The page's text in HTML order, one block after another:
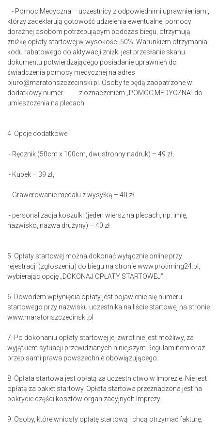
- Pomoc Medyczna – uczestnicy z odpowiednimi uprawnieniami,
którzy zadeklarują gotowość udzielenia ewentualnej pomocy
doraźnej osobom potrzebującym podczas biegu, otrzymują
zniżkę opłaty startowej w wysokości 50%. Warunkiem otrzymania
kodu rabatowego do aktywacji zniżki jest przesłanie skanu
dokumentu potwierdzającego posiadanie uprawnień do
świadczenia pomocy medycznej na adres
biuro@maratonszczecinski.pl. Osoby te będą zaopatrzone w
dodatkowy numer z oznaczeniem „POMOC MEDYCZNA” do
umieszczenia na plecach.
4. Opcje dodatkowe:
- Ręcznik (50cm x 100cm, dwustronny nadruk) – 49 zł,
- Kubek – 39 zł,
- Grawerowanie medalu z wysyłką – 40 zł.
- personalizacja koszulki (jeden wiersz na plecach, np. imię,
nazwisko, nazwa drużyny) – 40 zł
5. Opłaty startowej można dokonać wyłącznie online przy
rejestracji (zgłoszeniu) do biegu na stronie www.protiming24.pl,
wybierając opcję „DOKONAJ OPŁATY STARTOWEJ”.
6. Dowodem wpłynięcia opłaty jest pojawienie się numeru
startowego przy nazwisku uczestnika na liście startowej na stronie
www.maratonszczecinski.pl
7. Po dokonaniu opłaty startowej jej zwrot nie jest możliwy, za
wyjątkiem sytuacji przewidzianych niniejszym Regulaminem oraz
przepisami prawa powszechnie obowiązującego.
8. Opłata startowa jest opłatą za uczestnictwo w Imprezie. Nie jest
opłatą za pakiet startowy. Opłata startowa przeznaczona jest na
pokrycie części kosztów organizacyjnych Imprezy.
9. Osoby, które wniosły opłatę startową i chcą otrzymać fakturę,